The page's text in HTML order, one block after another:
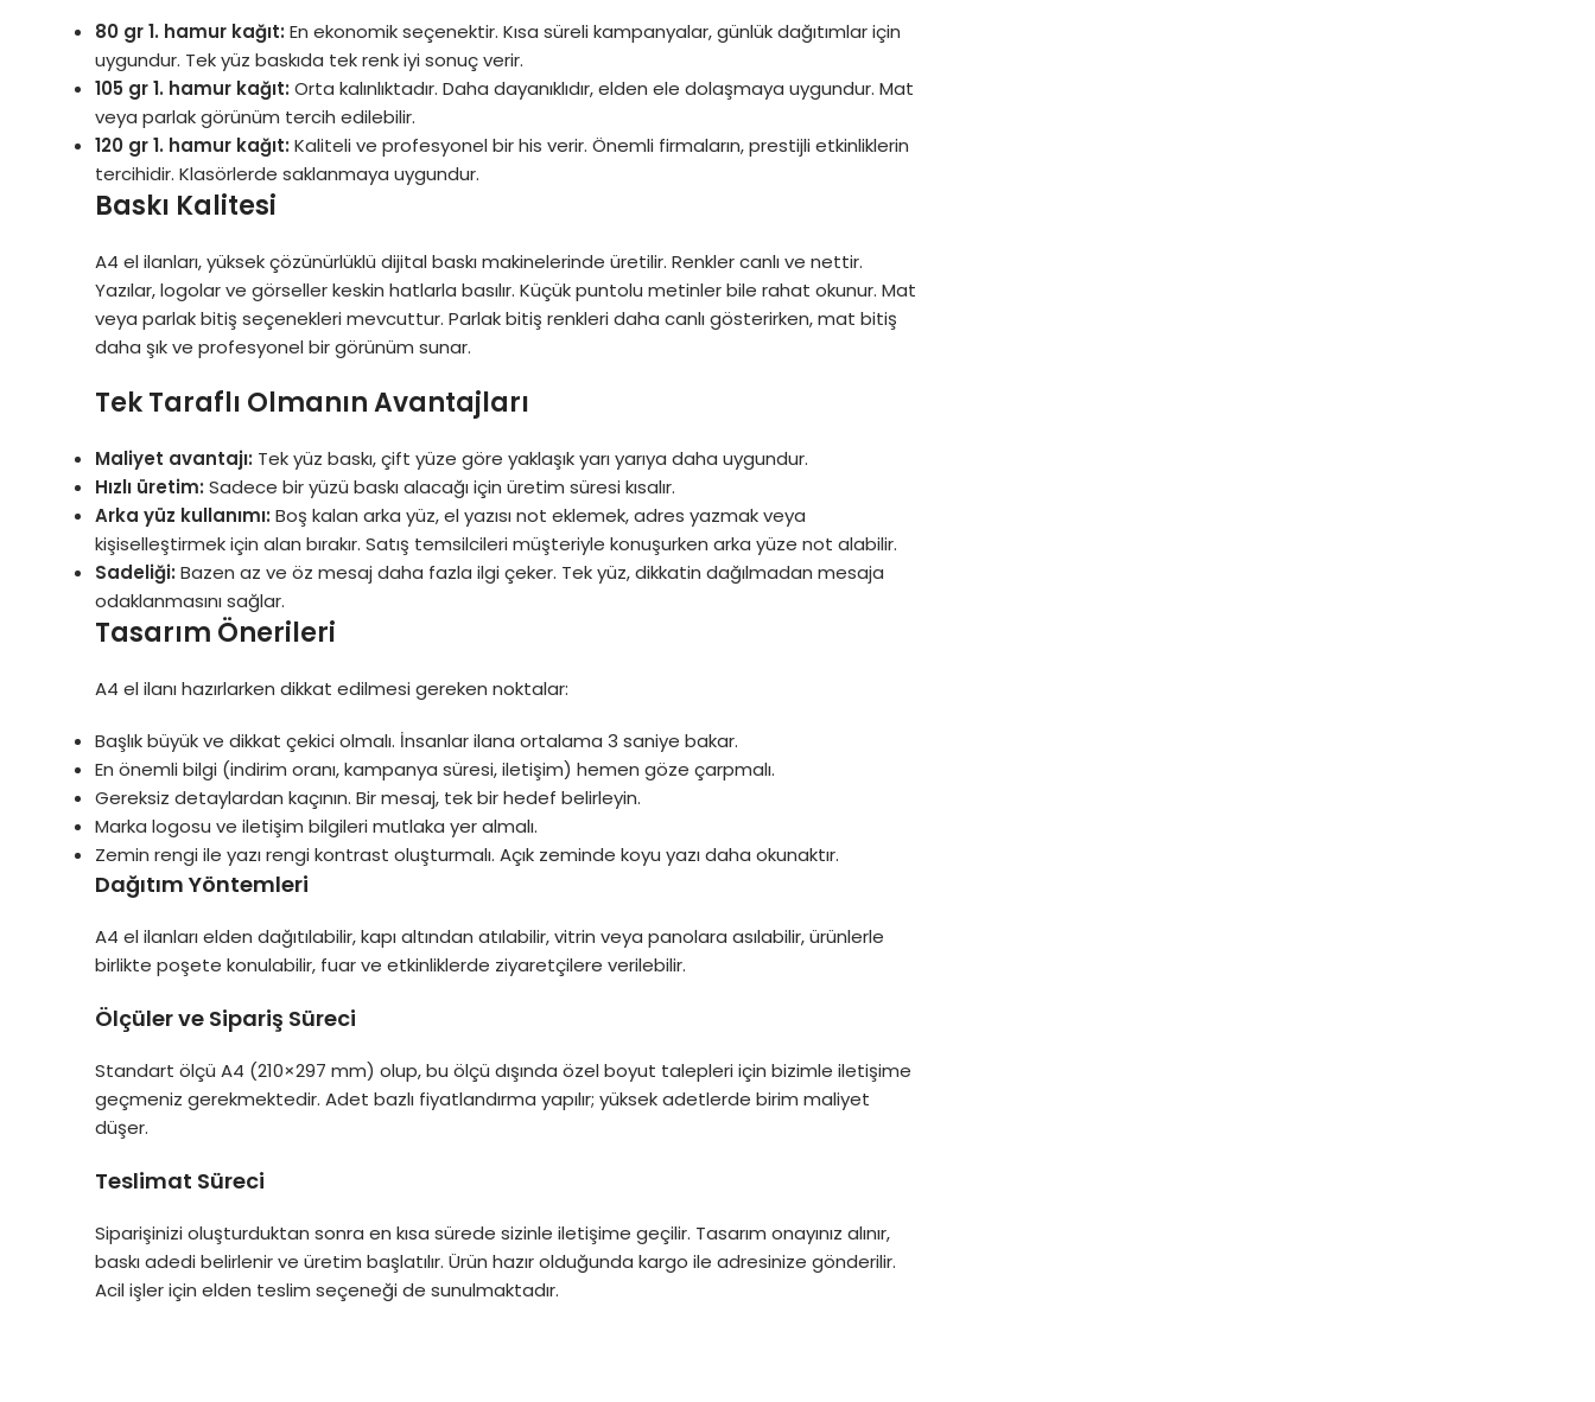
80 gr 1. hamur kağıt: En ekonomik seçenektir. Kısa süreli kampanyalar, günlük dağıtımlar için
uygundur. Tek yüz baskıda tek renk iyi sonuç verir.
105 gr 1. hamur kağıt: Orta kalınlıktadır. Daha dayanıklıdır, elden ele dolaşmaya uygundur. Mat
veya parlak görünüm tercih edilebilir.
120 gr 1. hamur kağıt: Kaliteli ve profesyonel bir his verir. Önemli firmaların, prestijli etkinliklerin
tercihidir. Klasörlerde saklanmaya uygundur.
Baskı Kalitesi
A4 el ilanları, yüksek çözünürlüklü dijital baskı makinelerinde üretilir. Renkler canlı ve nettir.
Yazılar, logolar ve görseller keskin hatlarla basılır. Küçük puntolu metinler bile rahat okunur. Mat
veya parlak bitiş seçenekleri mevcuttur. Parlak bitiş renkleri daha canlı gösterirken, mat bitiş
daha şık ve profesyonel bir görünüm sunar.
Tek Taraflı Olmanın Avantajları
Maliyet avantajı: Tek yüz baskı, çift yüze göre yaklaşık yarı yarıya daha uygundur.
Hızlı üretim: Sadece bir yüzü baskı alacağı için üretim süresi kısalır.
Arka yüz kullanımı: Boş kalan arka yüz, el yazısı not eklemek, adres yazmak veya
kişiselleştirmek için alan bırakır. Satış temsilcileri müşteriyle konuşurken arka yüze not alabilir.
Sadeliği: Bazen az ve öz mesaj daha fazla ilgi çeker. Tek yüz, dikkatin dağılmadan mesaja
odaklanmasını sağlar.
Tasarım Önerileri
A4 el ilanı hazırlarken dikkat edilmesi gereken noktalar:
Başlık büyük ve dikkat çekici olmalı. İnsanlar ilana ortalama 3 saniye bakar.
En önemli bilgi (indirim oranı, kampanya süresi, iletişim) hemen göze çarpmalı.
Gereksiz detaylardan kaçının. Bir mesaj, tek bir hedef belirleyin.
Marka logosu ve iletişim bilgileri mutlaka yer almalı.
Zemin rengi ile yazı rengi kontrast oluşturmalı. Açık zeminde koyu yazı daha okunaktır.
Dağıtım Yöntemleri
A4 el ilanları elden dağıtılabilir, kapı altından atılabilir, vitrin veya panolara asılabilir, ürünlerle
birlikte poşete konulabilir, fuar ve etkinliklerde ziyaretçilere verilebilir.
Ölçüler ve Sipariş Süreci
Standart ölçü A4 (210×297 mm) olup, bu ölçü dışında özel boyut talepleri için bizimle iletişime
geçmeniz gerekmektedir. Adet bazlı fiyatlandırma yapılır; yüksek adetlerde birim maliyet
düşer.
Teslimat Süreci
Siparişinizi oluşturduktan sonra en kısa sürede sizinle iletişime geçilir. Tasarım onayınız alınır,
baskı adedi belirlenir ve üretim başlatılır. Ürün hazır olduğunda kargo ile adresinize gönderilir.
Acil işler için elden teslim seçeneği de sunulmaktadır.